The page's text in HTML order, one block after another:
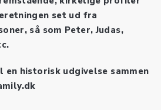
set ud fra
så som Peter, Judas,
en historisk udgivelse sammen